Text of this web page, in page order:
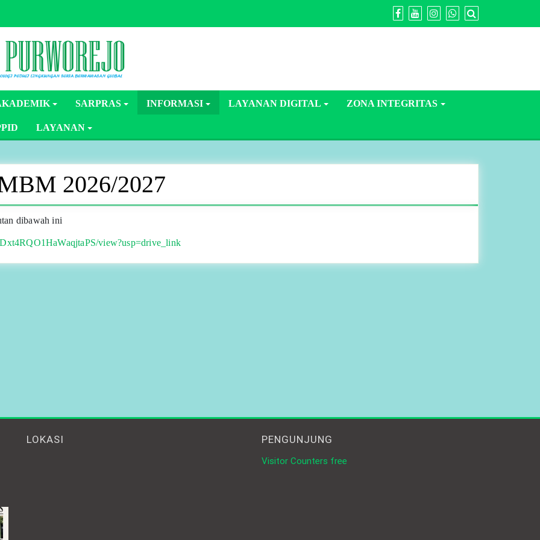
SARPRAS INFORMASI LAYANAN DIGITAL ZONA INTEGRITAS
LAYANAN
2026/2027
dibawah ini
view?usp=drive_link
LOKASI PENGUNJUNG
Visitor Counters free